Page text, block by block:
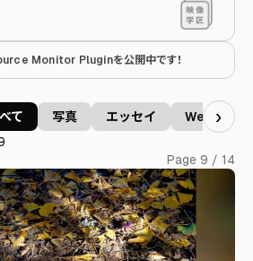
Monitor Pluginを公開中です！
て 写真 エッセイ Website
›
Page 9 / 14